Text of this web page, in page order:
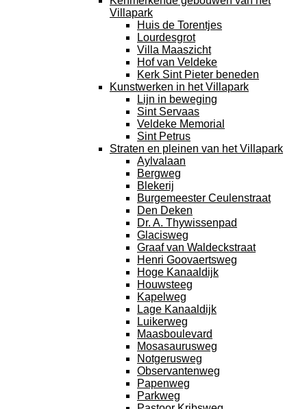
Villapark
Huis de Torentjes
Lourdesgrot
Villa Maaszicht
Hof van Veldeke
Kerk Sint Pieter beneden
Kunstwerken in het Villapark
Lijn in beweging
Sint Servaas
Veldeke Memorial
Sint Petrus
Straten en pleinen van het Villapark
Aylvalaan
Bergweg
Blekerij
Burgemeester Ceulenstraat
Den Deken
Dr. A. Thywissenpad
Glacisweg
Graaf van Waldeckstraat
Henri Goovaertsweg
Hoge Kanaaldijk
Houwsteeg
Kapelweg
Lage Kanaaldijk
Luikerweg
Maasboulevard
Mosasaurusweg
Notgerusweg
Observantenweg
Papenweg
Parkweg